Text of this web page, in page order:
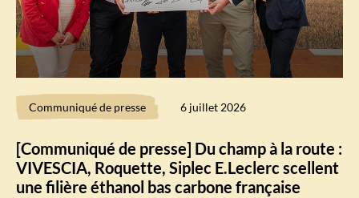
Communiqué de presse 6 juillet 2026
[Communiqué de presse] Du champ à la route :
VIVESCIA, Roquette, Siplec E.Leclerc scellent
une filière éthanol bas carbone française